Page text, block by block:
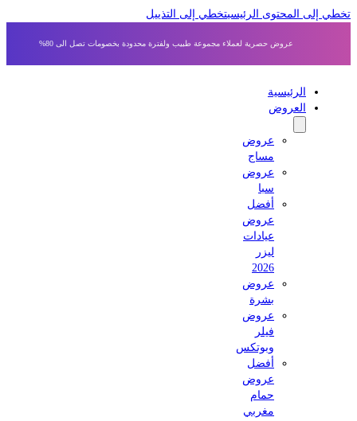
إلى المحتوى الرئيسي تخطي إلى التذييل
عروض حصرية لعملاء مجموعة طبيب ولفترة محدودة بخصومات تصل الى 80%
الرئيسية
العروض
عروض
مساج
عروض
أفضل
عروض
عيادات
عروض
بشرة
عروض
وبوتكس
أفضل
عروض
حمام
مغربي